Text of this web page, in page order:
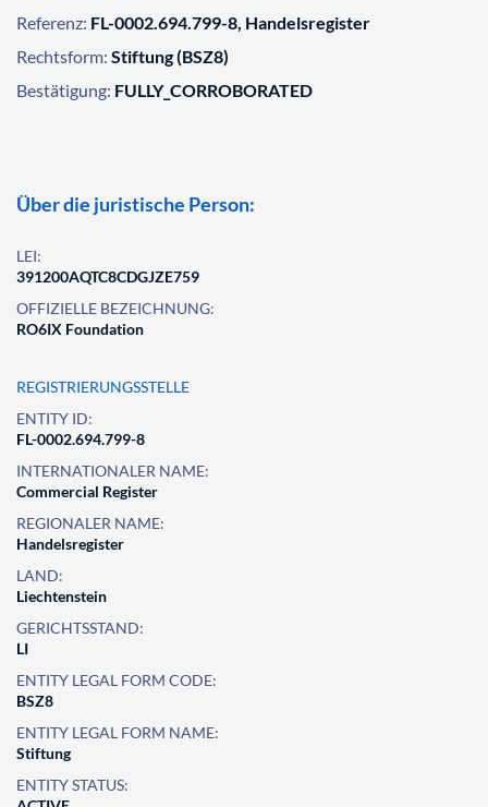
Referenz: FL-0002.694.799-8, Handelsregister
Rechtsform: Stiftung (BSZ8)
Bestätigung: FULLY_CORROBORATED
Über die juristische Person:
LEI:
391200AQTC8CDGJZE759
OFFIZIELLE BEZEICHNUNG:
RO6IX Foundation
REGISTRIERUNGSSTELLE
ENTITY ID:
FL-0002.694.799-8
INTERNATIONALER NAME:
Commercial Register
REGIONALER NAME:
Handelsregister
LAND:
Liechtenstein
GERICHTSSTAND:
LI
ENTITY LEGAL FORM CODE:
BSZ8
ENTITY LEGAL FORM NAME:
Stiftung
ENTITY STATUS: